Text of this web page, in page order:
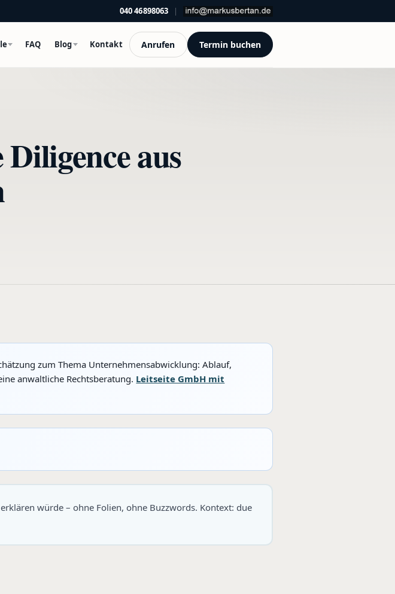
040 46898063 |
FAQ Blog Kontakt Anrufen Termin buchen
aus
zum Thema Unternehmensabwicklung: Ablauf,
anwaltliche Rechtsberatung. Leitseite GmbH mit
würde – ohne Folien, ohne Buzzwords. Kontext: due